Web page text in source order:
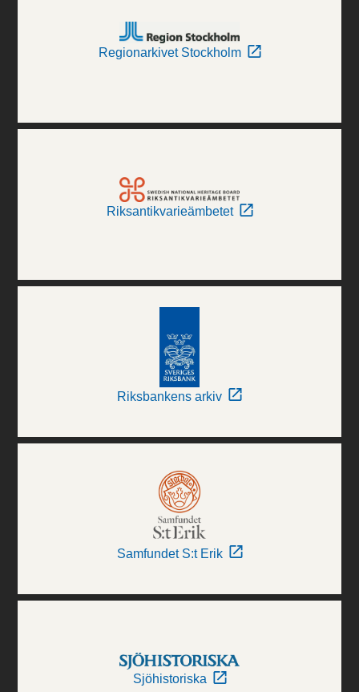
Regionarkivet Stockholm
Riksantikvarieämbetet
Riksbankens arkiv
Samfundet S:t Erik
Sjöhistoriska